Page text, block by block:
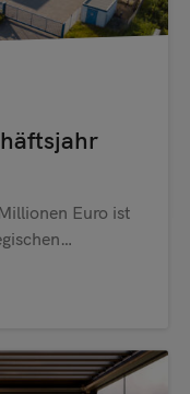
Euro ist